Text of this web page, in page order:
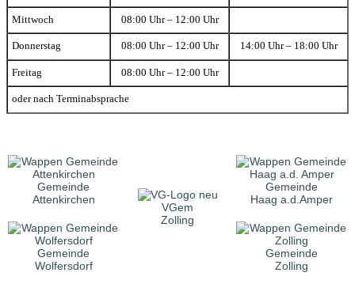
Mittwoch 08:00 Uhr – 12:00 Uhr
Donnerstag 08:00 Uhr – 12:00 Uhr 14:00 Uhr – 18:00 Uhr
Freitag 08:00 Uhr – 12:00 Uhr
oder nach Terminabsprache
Gemeinde
Attenkirchen
VGem
Zolling
Gemeinde
Haag a.d.Amper
Gemeinde
Wolfersdorf
Gemeinde
Zolling